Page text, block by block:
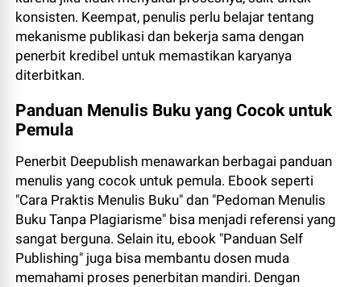
konsisten. Keempat, penulis perlu belajar tentang
mekanisme publikasi dan bekerja sama dengan
penerbit kredibel untuk memastikan karyanya
diterbitkan.
Panduan Menulis Buku yang Cocok untuk
Pemula
Penerbit Deepublish menawarkan berbagai panduan
menulis yang cocok untuk pemula. Ebook seperti
"Cara Praktis Menulis Buku" dan "Pedoman Menulis
Buku Tanpa Plagiarisme" bisa menjadi referensi yang
sangat berguna. Selain itu, ebook "Panduan Self
Publishing" juga bisa membantu dosen muda
memahami proses penerbitan mandiri. Dengan